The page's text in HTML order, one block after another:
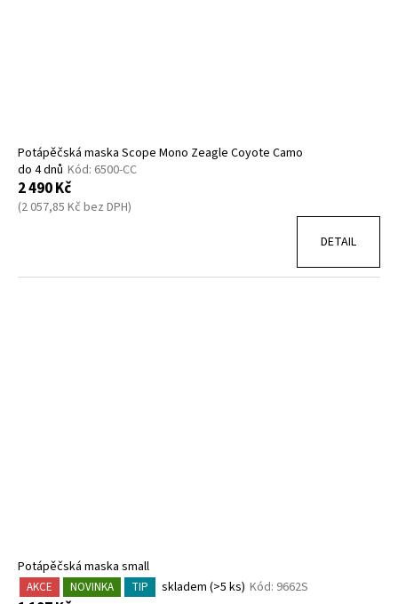
Potápěčská maska Scope Mono Zeagle Coyote Camo
do 4 dnů Kód: 6500-CC
2 490 Kč
(2 057,85 Kč bez DPH)
DETAIL
Potápěčská maska small
AKCE NOVINKA TIP skladem (>5 ks) Kód: 9662S